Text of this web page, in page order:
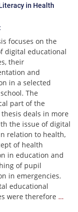
in Health
focuses on the
digital educational
their
and
in a selected
The
part of the
deals in more
the issue of digital
relation to health,
of health
in education and
of pupil
in emergencies.
educational
were therefore …